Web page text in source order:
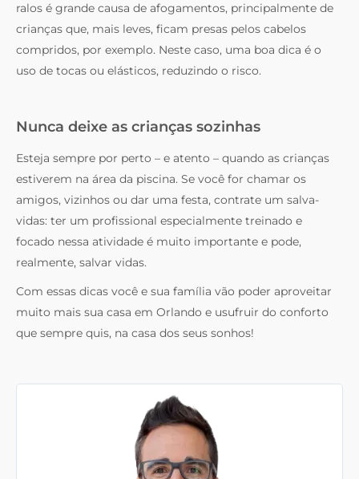
ralos é grande causa de afogamentos, principalmente de
crianças que, mais leves, ficam presas pelos cabelos
compridos, por exemplo. Neste caso, uma boa dica é o
uso de tocas ou elásticos, reduzindo o risco.
Nunca deixe as crianças sozinhas
Esteja sempre por perto – e atento – quando as crianças
estiverem na área da piscina. Se você for chamar os
amigos, vizinhos ou dar uma festa, contrate um salva-
vidas: ter um profissional especialmente treinado e
focado nessa atividade é muito importante e pode,
realmente, salvar vidas.
Com essas dicas você e sua família vão poder aproveitar
muito mais sua casa em Orlando e usufruir do conforto
que sempre quis, na casa dos seus sonhos!